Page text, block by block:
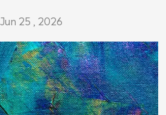
Jun 25 , 2026